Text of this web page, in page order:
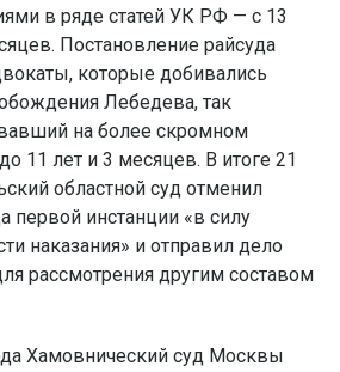
в ряде статей УК РФ — с 13
Постановление райсуда
которые добивались
Лебедева, так
на более скромном
11 лет и 3 месяцев. В итоге 21
областной суд отменил
первой инстанции «в силу
наказания» и отправил дело
рассмотрения другим составом
Хамовнический суд Москвы